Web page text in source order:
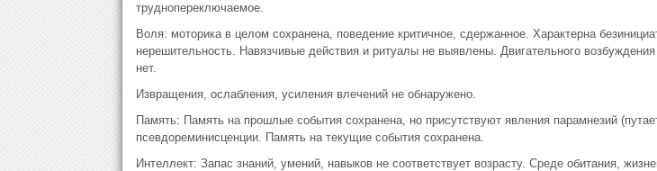
труднопереключаемое.
Воля: моторика в целом сохранена, поведение критичное, сдержанное. Характерна
нерешительность. Навязчивые действия и ритуалы не выявлены. Двигательного
нет.
Извращения, ослабления, усиления влечений не обнаружено.
Память: Память на прошлые события сохранена, но присутствуют явления парамнезий
псевдореминисценции. Память на текущие события сохранена.
Интеллект: Запас знаний, умений, навыков не соответствует возрасту. Среде обитания,